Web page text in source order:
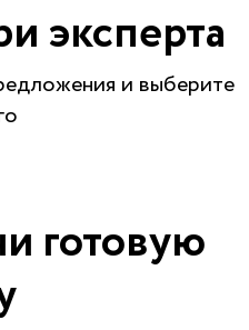
эксперта
и выберите
готовую